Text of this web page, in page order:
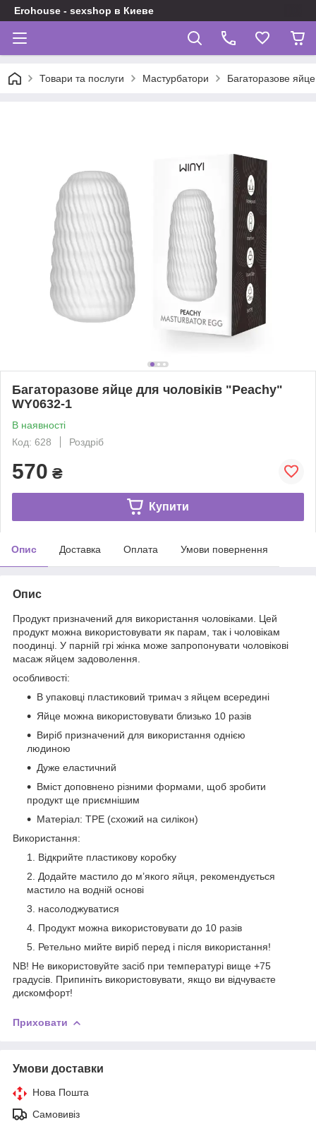
Erohouse - sexshop в Киеве
Товари та послуги Мастурбатори Багаторазове
Багаторазове яйце для чоловіків "Peachy"
WY0632-1
В наявності
Код: 628
Роздріб
570 ₴
Купити
Опис Доставка Оплата Умови повернення
Опис
Продукт призначений для використання чоловіками. Цей
продукт можна використовувати як парам, так і чоловікам
поодинці. У парній грі жінка може запропонувати чоловікові
масаж яйцем задоволення.
особливості:
В упаковці пластиковий тримач з яйцем всередині
Яйце можна використовувати близько 10 разів
Виріб призначений для використання однією
людиною
Дуже еластичний
Вміст доповнено різними формами, щоб зробити
продукт ще приємнішим
Матеріал: TPE (схожий на силікон)
Використання:
Відкрийте пластикову коробку
Додайте мастило до м’якого яйця, рекомендується
мастило на водній основі
насолоджуватися
Продукт можна використовувати до 10 разів
Ретельно мийте виріб перед і після використання!
NB! Не використовуйте засіб при температурі вище +75
градусів. Припиніть використовувати, якщо ви відчуваєте
дискомфорт!
Приховати
Умови доставки
Нова Пошта
Самовивіз